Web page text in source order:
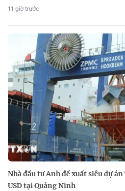
11 giờ trước
Nhà đầu tư Anh đề xuất siêu dự
USD tại Quảng Ninh